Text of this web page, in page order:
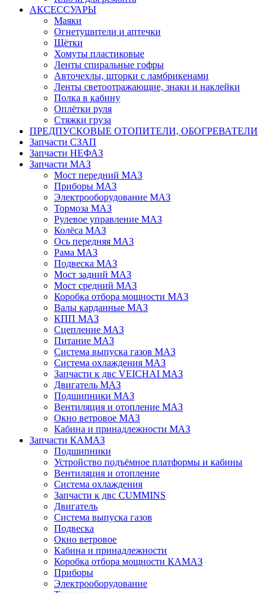
АКСЕССУАРЫ
Маяки
Огнетушители и аптечки
Щётки
Хомуты пластиковые
Ленты спиральные гофры
Авточехлы, шторки с ламбрикенами
Ленты светоотражающие, знаки и наклейки
Полка в кабину
Оплётки руля
Cтяжки груза
ПРЕДПУСКОВЫЕ ОТОПИТЕЛИ, ОБОГРЕВАТЕЛИ
Запчасти СЗАП
Запчасти НЕФАЗ
Запчасти МАЗ
Мост передний МАЗ
Приборы МАЗ
Электрооборудование МАЗ
Тормоза МАЗ
Рулевое управление МАЗ
Колёса МАЗ
Ось передняя МАЗ
Рама МАЗ
Подвеска МАЗ
Мост задний МАЗ
Мост средний МАЗ
Коробка отбора мощности МАЗ
Валы карданные МАЗ
КПП МАЗ
Сцепление МАЗ
Питание МАЗ
Система выпуска газов МАЗ
Система охлаждения МАЗ
Запчасти к двс VEICHAI МАЗ
Двигатель МАЗ
Подшипники МАЗ
Вентиляция и отопление МАЗ
Окно ветровое МАЗ
Кабина и принадлежности МАЗ
Запчасти КАМАЗ
Подшипники
Устройство подъёмное платформы и кабины
Вентиляция и отопление
Система охлаждения
Запчасти к двс CUMMINS
Двигатель
Система выпуска газов
Подвеска
Окно ветровое
Кабина и принадлежности
Коробка отбора мощности КАМАЗ
Приборы
Электрооборудование